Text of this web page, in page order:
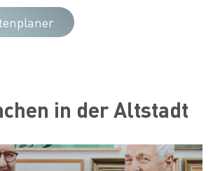
in der Altstadt